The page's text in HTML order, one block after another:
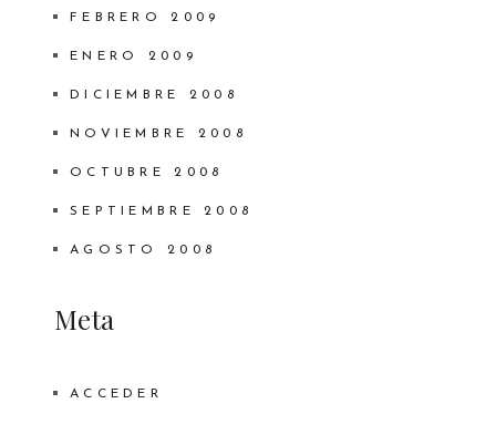
FEBRERO 2009
ENERO 2009
DICIEMBRE 2008
NOVIEMBRE 2008
OCTUBRE 2008
SEPTIEMBRE 2008
AGOSTO 2008
Meta
ACCEDER